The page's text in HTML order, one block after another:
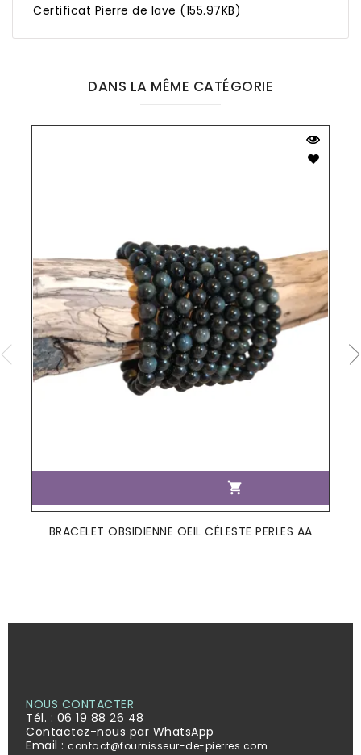
Certificat Pierre de lave (155.97KB)
DANS LA MÊME CATÉGORIE

BRACELET OBSIDIENNE OEIL CÉLESTE PERLES AA
NOUS CONTACTER
Tél. : 06 19 88 26 48
Contactez-nous par WhatsApp
Email : contact@fournisseur-de-pierres.com